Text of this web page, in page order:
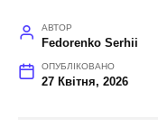
АВТОР
Fedorenko Serhii
ОПУБЛІКОВАНО
27 Квітня, 2026